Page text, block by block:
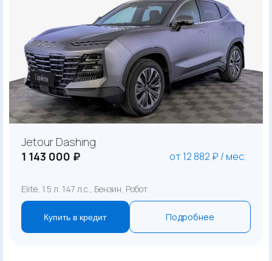
Jetour Dashing
1 143 000 ₽
от 12 882 ₽ / мес.
Elite, 1.5 л. 147 л.с., Бензин, Робот
Купить в кредит Подробнее